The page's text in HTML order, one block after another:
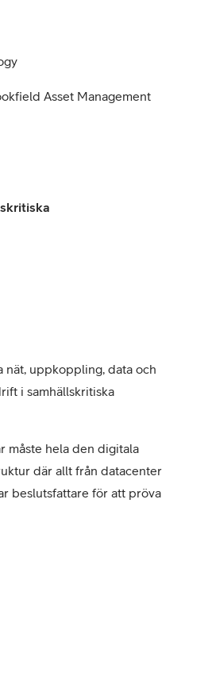
Asset Management
nät, uppkoppling, data och
i samhällskritiska
måste hela den digitala
där allt från datacenter
beslutsfattare för att pröva